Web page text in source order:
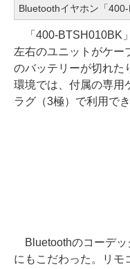
Bluetoothイヤホン「400-
「400-BTSH010BK
左右のユニットがケー
のバッテリーが切れた
環境では、付属の専用
ラグ（3極）で利用で
Bluetoothのコーデッ
にもこだわった。リモ